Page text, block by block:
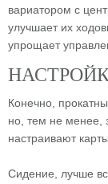
вариатором с
улучшает их
упрощает
Конечно,
но, тем не менее,
настраивают
Сидение, лучше